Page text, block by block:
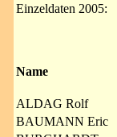
Einzeldaten 2005:
Name
ALDAG Rolf
BAUMANN Eric